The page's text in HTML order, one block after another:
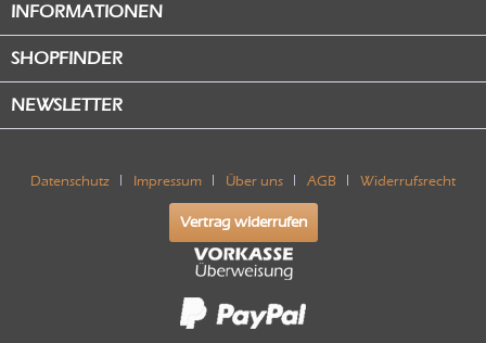
INFORMATIONEN
SHOPFINDER
NEWSLETTER
Datenschutz Impressum Über uns AGB Widerrufsrecht
Vertrag widerrufen